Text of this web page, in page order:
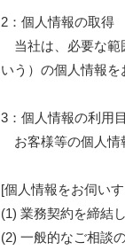
2：個人情報の取得
当社は、必要な範
いう）の個人情報を
3：個人情報の利用
お客様等の個人情
[個人情報をお伺い
(1) 業務契約を締結
(2) 一般的なご相談